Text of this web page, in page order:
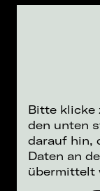
Bitte klicke
den unten
darauf hin,
Daten an
übermittelt